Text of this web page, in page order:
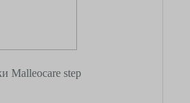
Malleocare step